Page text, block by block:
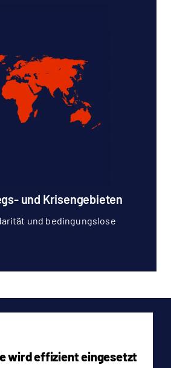
und Krisengebieten
und bedingungslose
wird effizient eingesetzt